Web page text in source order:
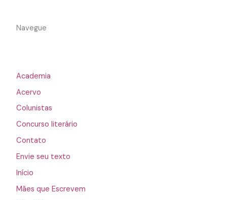
Navegue
Academia
Acervo
Colunistas
Concurso literário
Contato
Envie seu texto
Início
Mães que Escrevem